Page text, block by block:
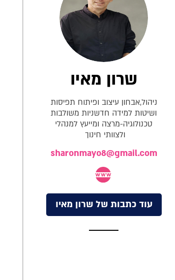
שרון מאיו
ניהול,אבחון עיצוב ופיתוח תפיסות
ושיטות למידה חדשניות משולבות
טכנולוגיה-מרצה ומייעץ למנהלי
ולצוותי חינוך
sharonmayo8@gmail.com
עוד כתבות של שרון מאיו